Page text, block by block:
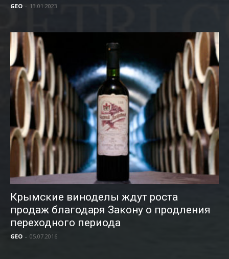
GEO - 13.01.2023
Крымские виноделы ждут роста
продаж благодаря Закону о продления
переходного периода
GEO - 05.07.2016